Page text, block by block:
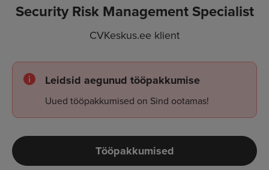
Security Risk Management Specialist
CVKeskus.ee klient
Leidsid aegunud tööpakkumise
Uued tööpakkumised on Sind ootamas!
Tööpakkumised